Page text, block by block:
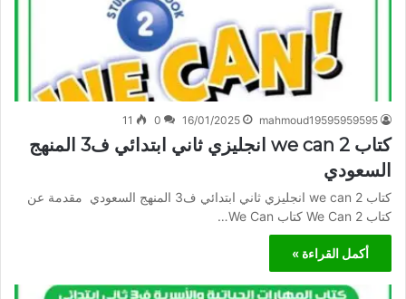
mahmoud19595959595
16/01/2025
0
11
كتاب we can 2 انجليزي ثاني ابتدائي ف3 المنهج
السعودي
كتاب we can 2 انجليزي ثاني ابتدائي ف3 المنهج السعودي مقدمة عن
كتاب We Can 2 كتاب We Can…
أكمل القراءة »